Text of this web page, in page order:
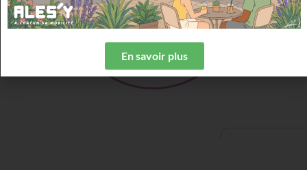
S'abonner au service en
téléchargeant le formulaire
papier
En savoir plus